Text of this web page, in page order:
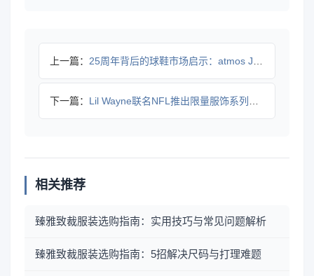
上一篇： 25周年背后的球鞋市场启示：atmos JAPAN如何重塑潮
下一篇： Lil Wayne联名NFL推出限量服饰系列，融合橄榄球文化
相关推荐
臻雅致裁服装选购指南：实用技巧与常见问题解析
臻雅致裁服装选购指南：5招解决尺码与打理难题